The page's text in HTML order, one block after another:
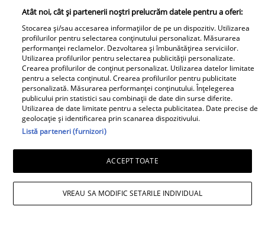
Atât noi, cât și partenerii noștri prelucrăm datele pentru a oferi:
Stocarea și/sau accesarea informațiilor de pe un dispozitiv. Utilizarea
profilurilor pentru selectarea conținutului personalizat. Măsurarea
performanței reclamelor. Dezvoltarea și îmbunătățirea serviciilor.
Utilizarea profilurilor pentru selectarea publicității personalizate.
Crearea profilurilor de conținut personalizat. Utilizarea datelor limitate
pentru a selecta conținutul. Crearea profilurilor pentru publicitate
personalizată. Măsurarea performanței conținutului. Înțelegerea
publicului prin statistici sau combinații de date din surse diferite.
Utilizarea de date limitate pentru a selecta publicitatea. Date precise de
geolocație și identificarea prin scanarea dispozitivului.
Listă parteneri (furnizori)
ACCEPT TOATE
VREAU SA MODIFIC SETARILE INDIVIDUAL